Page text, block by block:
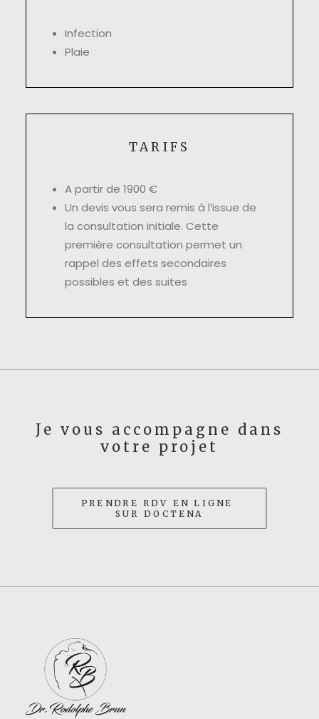
Infection
Plaie
TARIFS
A partir de 1900 €
Un devis vous sera remis à l’issue de
la consultation initiale. Cette
première consultation permet un
rappel des effets secondaires
possibles et des suites
Je vous accompagne dans
votre projet
PRENDRE RDV EN LIGNE
SUR DOCTENA